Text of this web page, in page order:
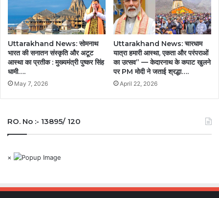
Uttarakhand News: सोमनाथ
भारत की सनातन संस्कृति और अटूट
आस्था का प्रतीक : मुख्यमंत्री पुष्कर सिंह
धामी….
May 7, 2026
Uttarakhand News: चारधाम
यात्रा हमारी आस्था, एकता और परंपराओं
का उत्सव” — केदारनाथ के कपाट खुलने
पर PM मोदी ने जताई श्रद्धा….
April 22, 2026
RO. No :- 13895/ 120
×